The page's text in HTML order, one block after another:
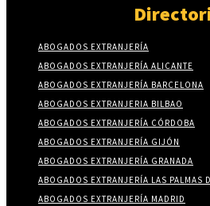
ABOGADOS EXTRANJERÍA
ABOGADOS EXTRANJERÍA ALICANTE
ABOGADOS EXTRANJERÍA BARCELONA
ABOGADOS EXTRANJERIA BILBAO
ABOGADOS EXTRANJERÍA CÓRDOBA
ABOGADOS EXTRANJERÍA GIJÓN
ABOGADOS EXTRANJERÍA GRANADA
ABOGADOS EXTRANJERÍA LAS PALMAS
ABOGADOS EXTRANJERÍA MADRID